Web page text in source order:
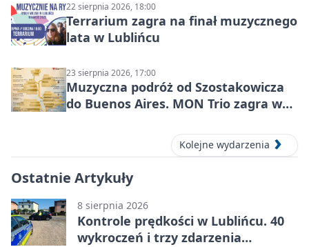
22 sierpnia 2026, 18:00
Terrarium zagra na finał muzycznego
lata w Lublińcu
23 sierpnia 2026, 17:00
Muzyczna podróż od Szostakowicza
do Buenos Aires. MON Trio zagra w
Kolejne wydarzenia
Ostatnie Artykuły
8 sierpnia 2026
Kontrole prędkości w Lublińcu. 40
wykroczeń i trzy zdarzenia